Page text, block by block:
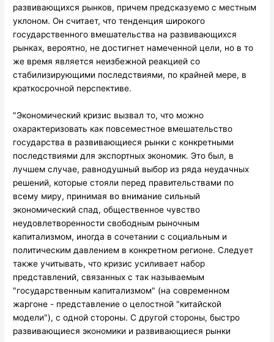
развивающихся рынков, причем предсказуемо с местным
уклоном. Он считает, что тенденция широкого
государственного вмешательства на развивающихся
рынках, вероятно, не достигнет намеченной цели, но в то
же время является неизбежной реакцией со
стабилизирующими последствиями, по крайней мере, в
краткосрочной перспективе.
"Экономический кризис вызвал то, что можно
охарактеризовать как повсеместное вмешательство
государства в развивающиеся рынки с конкретными
последствиями для экспортных экономик. Это был, в
лучшем случае, равнодушный выбор из ряда неудачных
решений, которые стояли перед правительствами по
всему миру, принимая во внимание сильный
экономический спад, общественное чувство
неудовлетворенности свободным рыночным
капитализмом, иногда в сочетании с социальным и
политическим давлением в конкретном регионе. Следует
также учитывать, что кризис усиливает набор
представлений, связанных с так называемым
"государственным капитализмом" (на современном
жаргоне - представление о целостной "китайской
модели"), с одной стороны. С другой стороны, быстро
развивающиеся экономики и развивающиеся рынки